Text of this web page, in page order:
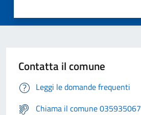
Contatta il comune
Leggi le domande frequenti
Chiama il comune 035935067